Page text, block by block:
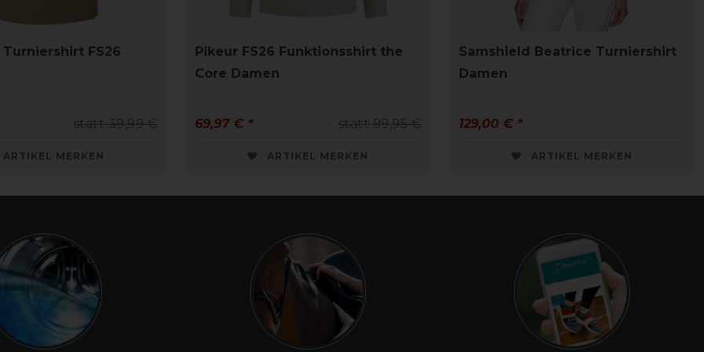
FS26
statt 39,99 €
ARTIKEL MERKEN
Pikeur FS26 Funktionsshirt the
Core Damen
statt 99,95 €
69,97 € *
ARTIKEL MERKEN
Samshield Beatrice Turniershirt
Damen
129,00 € *
ARTIKEL MERKEN